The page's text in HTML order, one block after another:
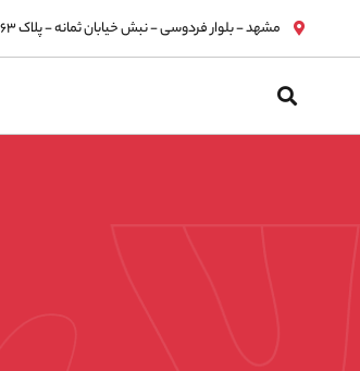
پرش
مشهد - بلوار فردوسی - نبش خیابان ثمانه - پلاک ۱۶۳